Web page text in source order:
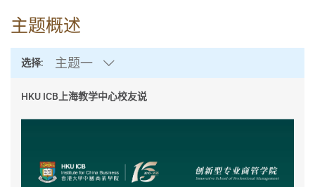
主题概述
选择: 主题一
HKU ICB上海教学中心校友说